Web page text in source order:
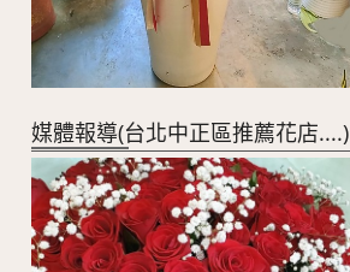
媒體報導(台北中正區推薦花店....)